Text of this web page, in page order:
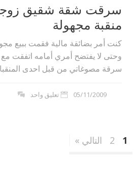
سرقت شقة شقيق
منقبة مجهولة
كنت أمر بضائقة مالية فقمت ببيع
وحتى لا يفتضح أمري أمامه اتفقت
سرقة مصوغاتي من قبل احدى
05/11/2009 تعليق واحد
1
2 التالي »